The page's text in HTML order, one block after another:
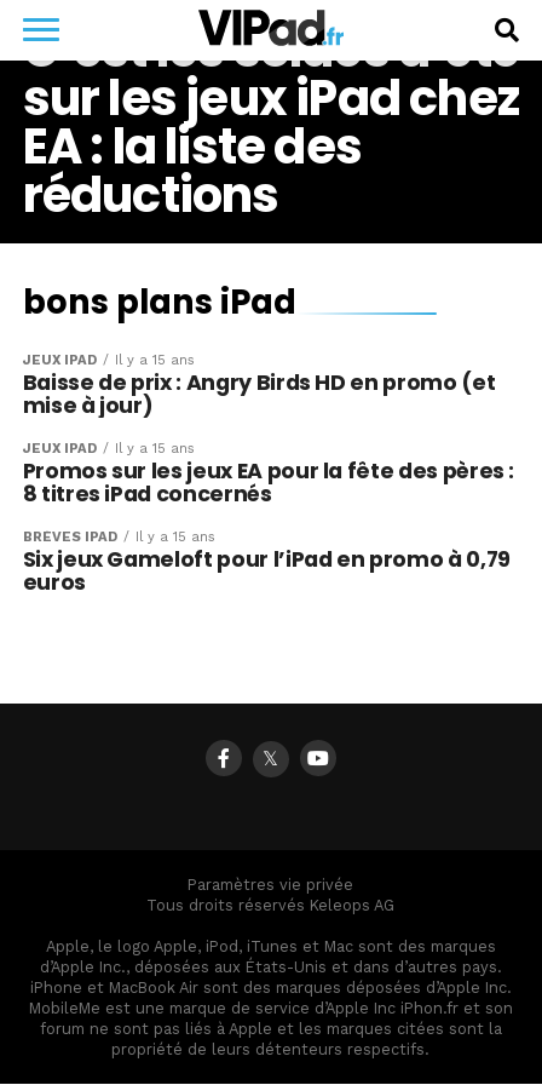
C’est les soldes d’été
sur les jeux iPad chez
EA : la liste des
réductions
bons plans iPad
JEUX IPAD Il y a 15 ans
Baisse de prix : Angry Birds HD en promo (et
mise à jour)
JEUX IPAD Il y a 15 ans
Promos sur les jeux EA pour la fête des pères :
8 titres iPad concernés
BRÈVES IPAD Il y a 15 ans
Six jeux Gameloft pour l’iPad en promo à 0,79
euros
𝕏
Paramètres vie privée
Tous droits réservés Keleops AG
Apple, le logo Apple, iPod, iTunes et Mac sont des marques
d’Apple Inc., déposées aux États-Unis et dans d’autres pays.
iPhone et MacBook Air sont des marques déposées d’Apple Inc.
MobileMe est une marque de service d’Apple Inc iPhon.fr et son
forum ne sont pas liés à Apple et les marques citées sont la
propriété de leurs détenteurs respectifs.